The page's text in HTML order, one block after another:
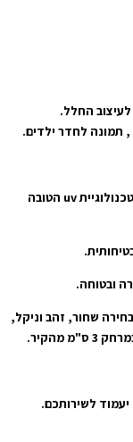
לעיצוב החלל.
תמונה לחדר ילדים.
• התמונה מודפסת ישירות על הזכוכית באיכות 4k בטכנולוגיית uv הטובה
שחור, זהב וניקל,
לשירותכם.